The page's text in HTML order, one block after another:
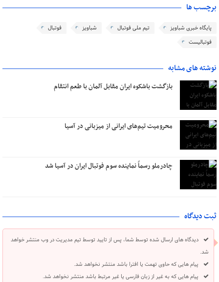
برچسب ها
پایگاه خبری شباویز تیم ملی فوتبال شباویز
فوتبال
فوتبالیست
نوشته های مشابه
بازگشت باشکوه ایران مقابل آلمان با طعم انتقام
محرومیت تیم‌های ایرانی از میزبانی در آسیا
چادرملو رسماً نماینده سوم فوتبال ایران در آسیا شد
ثبت دیدگاه
دیدگاه های ارسال شده توسط شما، پس از تایید توسط تیم مدیریت در وب منتشر خواهد
شد.
پیام هایی که حاوی تهمت یا افترا باشد منتشر نخواهد شد.
پیام هایی که به غیر از زبان فارسی یا غیر مرتبط باشد منتشر نخواهد شد.